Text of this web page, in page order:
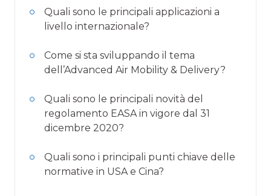
Quali sono le principali applicazioni a
livello internazionale?
Come si sta sviluppando il tema
dell’Advanced Air Mobility & Delivery?
Quali sono le principali novità del
regolamento EASA in vigore dal 31
dicembre 2020?
Quali sono i principali punti chiave delle
normative in USA e Cina?